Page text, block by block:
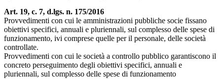
Art. 19, c. 7, d.lgs. n. 175/2016
Provvedimenti con cui le amministrazioni pubbliche socie fissano
obiettivi specifici, annuali e pluriennali, sul complesso delle spese di
funzionamento, ivi comprese quelle per il personale, delle società
controllate.
Provvedimenti con cui le società a controllo pubblico garantiscono il
concreto perseguimento degli obiettivi specifici, annuali e
pluriennali, sul complesso delle spese di funzionamento